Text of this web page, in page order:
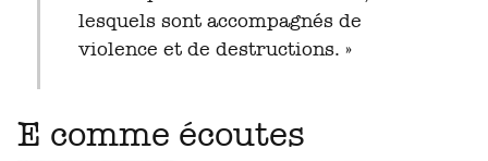
lesquels sont accompagnés de
violence et de destructions. »
E comme écoutes